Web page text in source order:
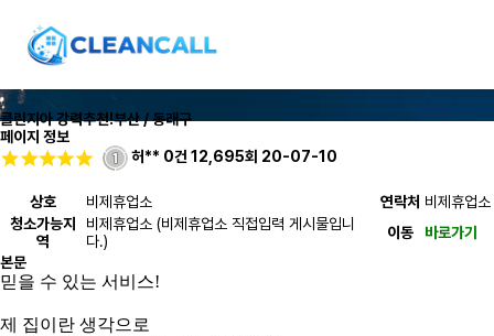
클린지아 강력추천!부산 / 동래구
페이지 정보
허** 0건 12,695회 20-07-10
상호 비제휴업소 연락처 비제휴업소
청소가능지
역
비제휴업소 (비제휴업소 직접입력 게시물입니
다.)
이동
바로가기
본문
믿을 수 있는 서비스!
제 집이란 생각으로